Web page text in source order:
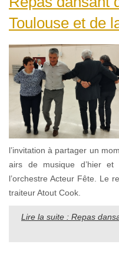
Toulouse et de
l’invitation à partager un
airs de musique d’hier et
l’orchestre Acteur Fête. Le
traiteur Atout Cook.
Lire la suite : Repas